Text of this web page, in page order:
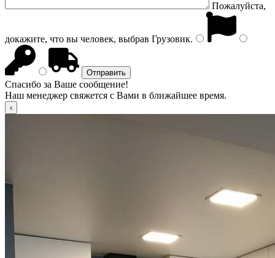
Пожалуйста,
докажите, что вы человек, выбрав Грузовик.
Спасибо за Ваше сообщение!
Наш менеджер свяжется с Вами в ближайшее время.